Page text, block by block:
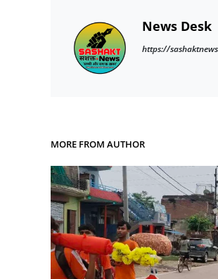
News Desk
https://
MORE FROM AUTHOR